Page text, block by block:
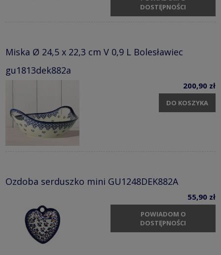
DOSTĘPNOŚCI
Miska Ø 24,5 x 22,3 cm V 0,9 L Bolesławiec
gu1813dek882a
200,90 zł
DO KOSZYKA
Ozdoba serduszko mini GU1248DEK882A
55,90 zł
POWIADOM O
DOSTĘPNOŚCI